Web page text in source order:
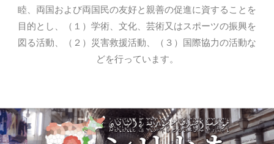
睦、両国および両国民の友好と親善の促進に資することを
目的とし、（１）学術、文化、芸術又はスポーツの振興を
図る活動、（２）災害救援活動、（３）国際協力の活動な
どを行っています。